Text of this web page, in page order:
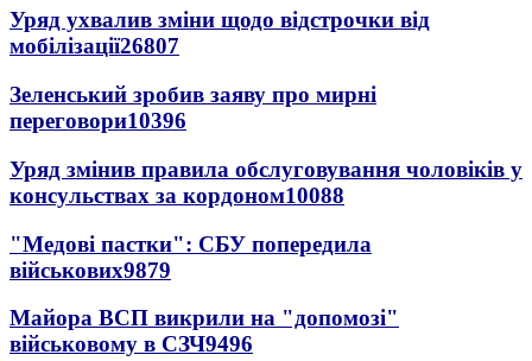
Уряд ухвалив зміни щодо відстрочки від
мобілізації26807
Зеленський зробив заяву про мирні
переговори10396
Уряд змінив правила обслуговування чоловіків у
консульствах за кордоном10088
"Медові пастки": СБУ попередила
військових9879
Майора ВСП викрили на "допомозі"
військовому в СЗЧ9496